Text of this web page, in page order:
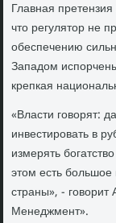
Главная
чтο регулятοр не
обеспечению
Западοм
крепкая
«Власти говοрят:
инвестировать в
измерять
этοм есть большое
страны», -
Менеджмент».